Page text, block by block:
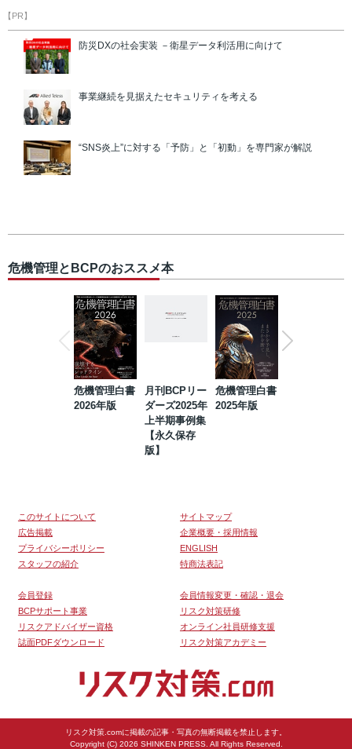
【PR】
防災DXの社会実装 －衛星データ利活用に向けて
事業継続を見据えたセキュリティを考える
“SNS炎上”に対する「予防」と「初動」を専門家が解説
危機管理とBCPのおススメ本
危機管理白書
2026年版
月刊BCPリー
ダーズ2025年
上半期事例集
【永久保存
版】
危機管理白書
2025年版
このサイトについて
サイトマップ
広告掲載
企業概要・採用情報
プライバシーポリシー
ENGLISH
スタッフの紹介
特商法表記
会員登録
会員情報変更・確認・退会
BCPサポート事業
リスク対策研修
リスクアドバイザー資格
オンライン社員研修支援
誌面PDFダウンロード
リスク対策アカデミー
リスク対策.comに掲載の記事・写真の無断掲載を禁止します。
Copyright (C) 2026 SHINKEN PRESS. All Rights Reserved.